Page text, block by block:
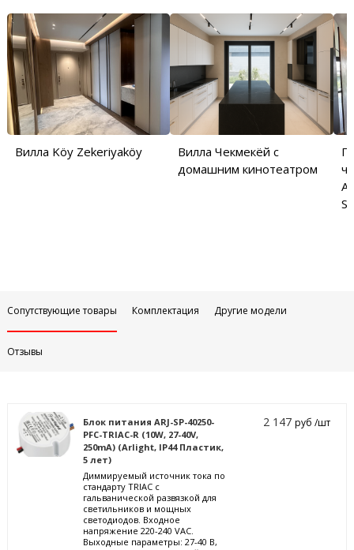
Вилла Köy Zekeriyaköy
Вилла Чекмекёй с
домашним кинотеатром
Сопутствующие товары Комплектация Другие модели
Отзывы
Блок питания ARJ-SP-40250-
PFC-TRIAC-R (10W, 27-40V,
250mA) (Arlight, IP44 Пластик,
5 лет)
Диммируемый источник тока по
стандарту TRIAC с
гальванической развязкой для
светильников и мощных
светодиодов. Входное
напряжение 220-240 VAC.
Выходные параметры: 27-40 В,
2 147руб /шт